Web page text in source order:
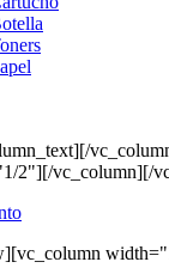
2"][/vc_column][/